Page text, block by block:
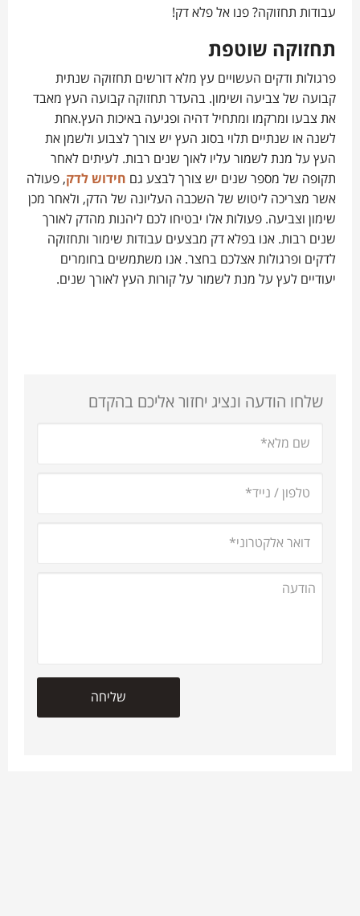
עבודות תחזוקה? פנו אל פלא דק!
תחזוקה שוטפת
פרגולות ודקים העשויים עץ מלא דורשים תחזוקה שנתית
קבועה של צביעה ושימון. בהעדר תחזוקה קבועה העץ מאבד
את צבעו ומרקמו ומתחיל דהיה ופגיעה באיכות העץ.אחת
לשנה או שנתיים תלוי בסוג העץ יש צורך לצבוע ולשמן את
העץ על מנת לשמור עליו לאוך שנים רבות. לעיתים לאחר
תקופה של מספר שנים יש צורך לבצע גם חידוש לדק, פעולה
אשר מצריכה ליטוש של השכבה העליונה של הדק, ולאחר מכן
שימון וצביעה. פעולות אלו יבטיחו לכם ליהנות מהדק לאורך
שנים רבות. אנו בפלא דק מבצעים עבודות שימור ותחזוקה
לדקים ופרגולות אצלכם בחצר. אנו משתמשים בחומרים
יעודיים לעץ על מנת לשמור על קורות העץ לאורך שנים.
שלחו הודעה ונציג יחזור אליכם בהקדם